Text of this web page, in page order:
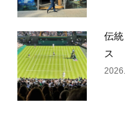
伝
ス